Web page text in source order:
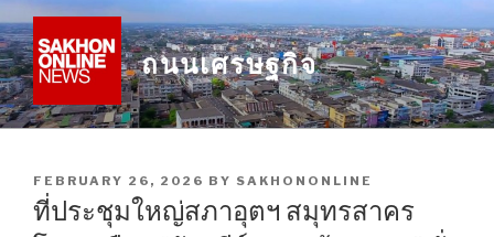
to
content
ถนนเศรษฐกิจ
POSTED
ON
FEBRUARY 26, 2026 BY SAKHONONLINE
ที่ประชุมใหญ่สภาอุตฯ สมุทรสาคร